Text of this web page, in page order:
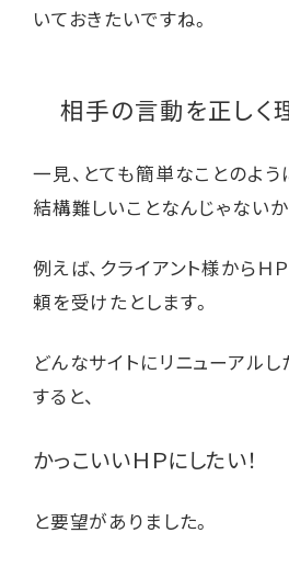
いておきたいですね。
相手の言動を正しく
一見、とても簡単なことのよう
結構難しいことなんじゃない
例えば、クライアント様からＨ
頼を受けたとします。
どんなサイトにリニューアル
すると、
かっこいいＨＰにしたい！
と要望がありました。